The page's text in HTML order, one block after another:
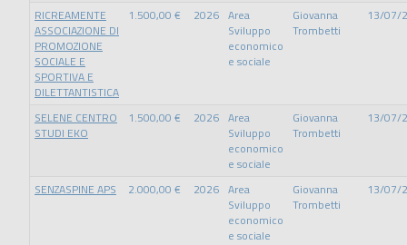
RICREAMENTE
ASSOCIAZIONE DI
PROMOZIONE
SOCIALE E
SPORTIVA E
DILETTANTISTICA
1.500,00 € 2026 Area
Sviluppo
economico
e sociale
Giovanna
Trombetti
13/07/
SELENE CENTRO
STUDI EKO
1.500,00 € 2026 Area
Sviluppo
economico
e sociale
Giovanna
Trombetti
13/07/
SENZASPINE APS 2.000,00 € 2026 Area
Sviluppo
economico
e sociale
Giovanna
Trombetti
13/07/